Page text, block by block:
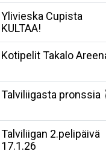
Ylivieska Cupista
KULTAA!
Kotipelit Takalo
Talviliigasta pronssia
Talviliigan 2.pelipäivä
17.1.26